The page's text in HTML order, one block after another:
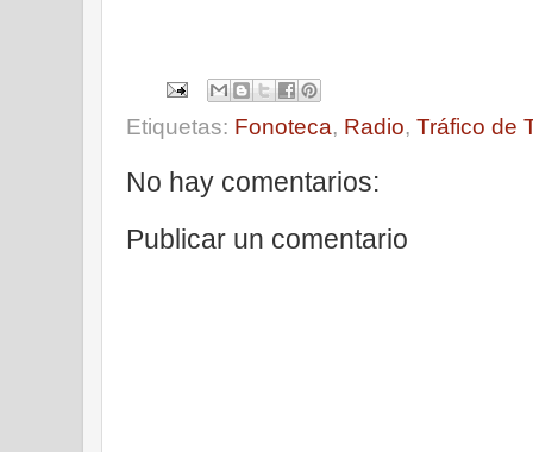
Etiquetas: Fonoteca, Radio, Tráfico de
No hay comentarios:
Publicar un comentario